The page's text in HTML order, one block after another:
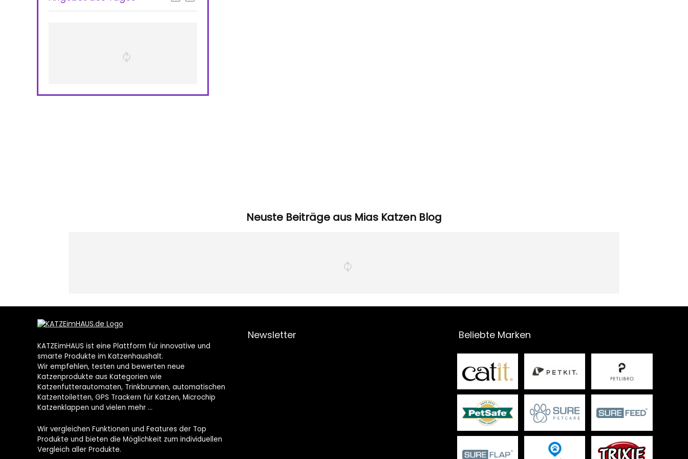
Neuste Beiträge aus Mias Katzen Blog
KATZEimHAUS ist eine Plattform für innovative und
smarte Produkte im Katzenhaushalt.
Wir empfehlen, testen und bewerten neue
Katzenprodukte aus Kategorien wie
Katzenfutterautomaten, Trinkbrunnen, automatischen
Katzentoiletten, GPS Trackern für Katzen, Microchip
Katzenklappen und vielen mehr …
Wir vergleichen Funktionen und Features der Top
Produkte und bieten die Möglichkeit zum individuellen
Vergleich aller Produkte.
Newsletter Beliebte Marken